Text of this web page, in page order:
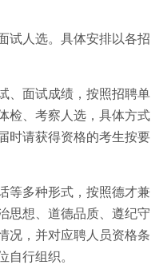
试人选。具体安排以各招
、面试成绩，按照招聘单
检、考察人选，具体方式
时请获得资格的考生按要
等多种形式，按照德才兼
思想、道德品质、遵纪守
况，并对应聘人员资格条
自行组织。